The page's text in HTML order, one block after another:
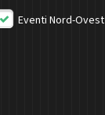
Eventi Nord-Ovest